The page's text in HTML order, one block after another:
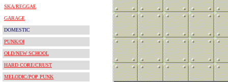
SKA/REGGAE
GARAGE
DOMESTIC
PUNK/OI
OLD/NEW SCHOOL
HARD CORE/CRUST
MELODIC/POP PUNK